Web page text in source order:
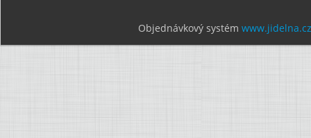
Objednávkový systém www.jidelna.cz